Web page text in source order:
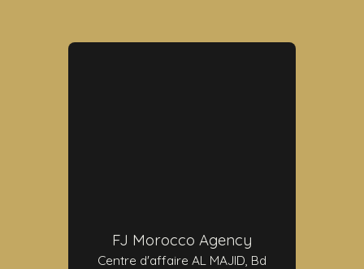
FJ Morocco Agency
Centre d'affaire AL MAJID, Bd